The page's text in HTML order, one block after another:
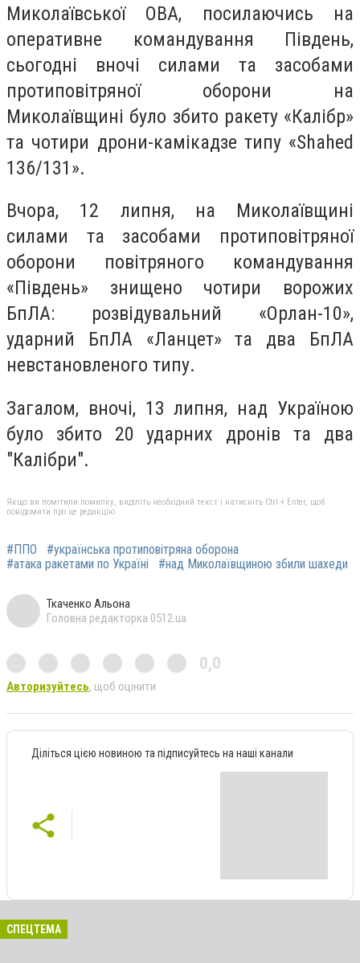
Миколаївської ОВА, посилаючись на
оперативне командування Південь,
сьогодні вночі силами та засобами
протиповітряної оборони на
Миколаївщині було збито ракету «Калібр»
та чотири дрони-камікадзе типу «Shahed
136/131».
Вчора, 12 липня, на Миколаївщині
силами та засобами протиповітряної
оборони повітряного командування
«Південь» знищено чотири ворожих
БпЛА: розвідувальний «Орлан-10»,
ударний БпЛА «Ланцет» та два БпЛА
невстановленого типу.
Загалом, вночі, 13 липня, над Україною
було збито 20 ударних дронів та два
"Калібри".
Якщо ви помітили помилку, виділіть необхідний текст і натисніть Ctrl + Enter, щоб
повідомити про це редакцію
#ППО
#українська протиповітряна оборона
#атака ракетами по Україні
#над Миколаївщиною збили шахеди
Ткаченко Альона
Головна редакторка 0512.ua
0,0
Авторизуйтесь, щоб оцінити
Діліться цією новиною та підписуйтесь на наші канали
СПЕЦТЕМА